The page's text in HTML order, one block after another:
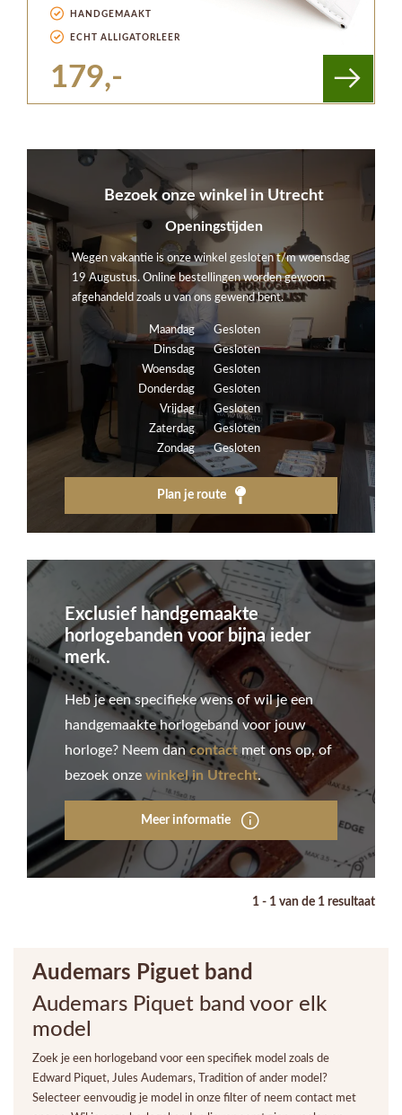
HANDGEMAAKT
ECHT ALLIGATORLEER
179,-
Bezoek onze winkel in Utrecht
Openingstijden
Wegen vakantie is onze winkel gesloten t/m woensdag
19 Augustus. Online bestellingen worden gewoon
afgehandeld zoals u van ons gewend bent.
Maandag
Gesloten
Dinsdag
Gesloten
Woensdag
Gesloten
Donderdag
Gesloten
Vrijdag
Gesloten
Zaterdag
Gesloten
Zondag
Gesloten
Plan je route
Exclusief handgemaakte
horlogebanden voor bijna ieder
merk.
Heb je een specifieke wens of wil je een
handgemaakte horlogeband voor jouw
horloge? Neem dan contact met ons op, of
bezoek onze winkel in Utrecht.
Meer informatie
1 - 1 van de 1 resultaat
Audemars Piguet band
Audemars Piquet band voor elk
model
Zoek je een horlogeband voor een specifiek model zoals de
Edward Piquet, Jules Audemars, Tradition of ander model?
Selecteer eenvoudig je model in onze filter of neem contact met